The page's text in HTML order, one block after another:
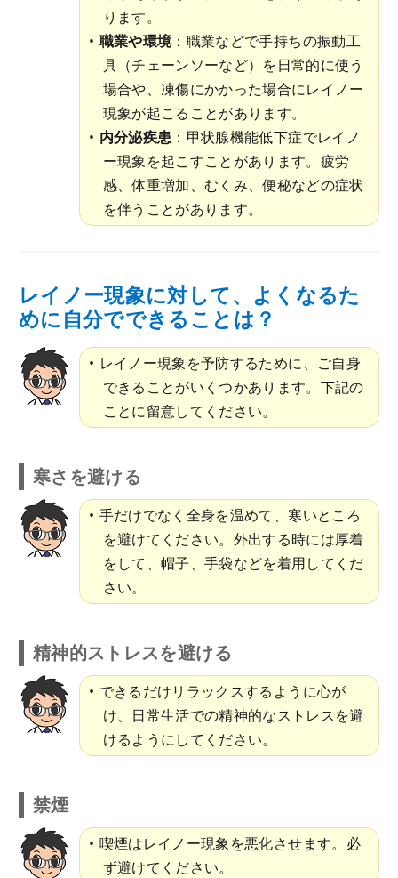
ります。
職業や環境：職業などで手持ちの振動工
具（チェーンソーなど）を日常的に使う
場合や、凍傷にかかった場合にレイノー
現象が起こることがあります。
内分泌疾患 ：甲状腺機能低下症でレイノ
ー現象を起こすことがあります。疲労
感、体重増加、むくみ、便秘などの症状
を伴うことがあります。
レイノー現象に対して、よくなるた
めに自分でできることは？
レイノー現象を予防するために、ご自身
できることがいくつかあります。下記の
ことに留意してください。
寒さを避ける
手だけでなく全身を温めて、寒いところ
を避けてください。外出する時には厚着
をして、帽子、手袋などを着用してくだ
さい。
精神的ストレスを避ける
できるだけリラックスするように心が
け、日常生活での精神的なストレスを避
けるようにしてください。
禁煙
喫煙はレイノー現象を悪化させます。必
ず避けてください。